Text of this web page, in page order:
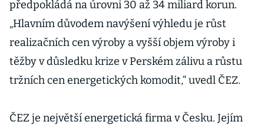
předpokládá na úrovni 30 až 34 miliard korun.
„Hlavním důvodem navýšení výhledu je růst
realizačních cen výroby a vyšší objem výroby i
těžby v důsledku krize v Perském zálivu a růstu
tržních cen energetických komodit,“ uvedl ČEZ.
ČEZ je největší energetická firma v Česku. Jejím